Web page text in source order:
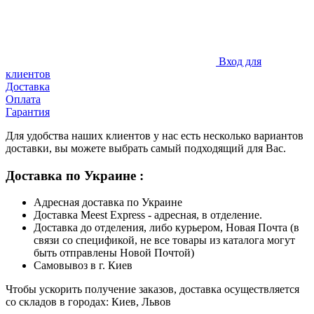
Вход для
клиентов
Доставка
Оплата
Гарантия
Для удобства наших клиентов у нас есть несколько вариантов
доставки, вы можете выбрать самый подходящий для Вас.
Доставка по Украине :
Адресная доставка по Украине
Доставка Meest Express - адресная, в отделение.
Доставка до отделения, либо курьером, Новая Почта (в
связи со спецификой, не все товары из каталога могут
быть отправлены Новой Почтой)
Самовывоз в г. Киев
Чтобы ускорить получение заказов, доставка осуществляется
со складов в городах: Киев, Львов